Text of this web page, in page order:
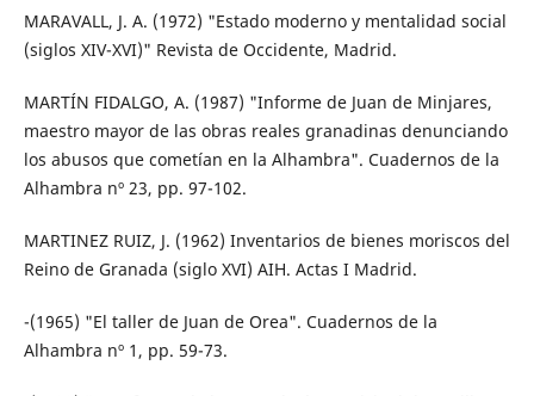
MARAVALL, J. A. (1972) "Estado moderno y mentalidad social
(siglos XIV-XVI)" Revista de Occidente, Madrid.
MARTÍN FIDALGO, A. (1987) "Informe de Juan de Minjares,
maestro mayor de las obras reales granadinas denunciando
los abusos que cometían en la Alhambra". Cuadernos de la
Alhambra nº 23, pp. 97-102.
MARTINEZ RUIZ, J. (1962) Inventarios de bienes moriscos del
Reino de Granada (siglo XVI) AIH. Actas I Madrid.
-(1965) "El taller de Juan de Orea". Cuadernos de la
Alhambra nº 1, pp. 59-73.